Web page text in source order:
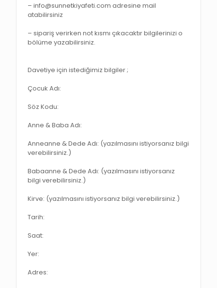
– info@sunnetkiyafeti.com adresine mail
atabilirsiniz
– sipariş verirken not kısmı çıkacaktır bilgilerinizi o
bölüme yazabilirsiniz.
Davetiye için istediğimiz bilgiler ;
Çocuk Adı:
Söz Kodu:
Anne & Baba Adı:
Anneanne & Dede Adı: (yazılmasını istiyorsanız bilgi
verebilirsiniz.)
Babaanne & Dede Adı: (yazılmasını istiyorsanız
bilgi verebilirsiniz.)
Kirve: (yazılmasını istiyorsanız bilgi verebilirsiniz.)
Tarih:
Saat:
Yer:
Adres: